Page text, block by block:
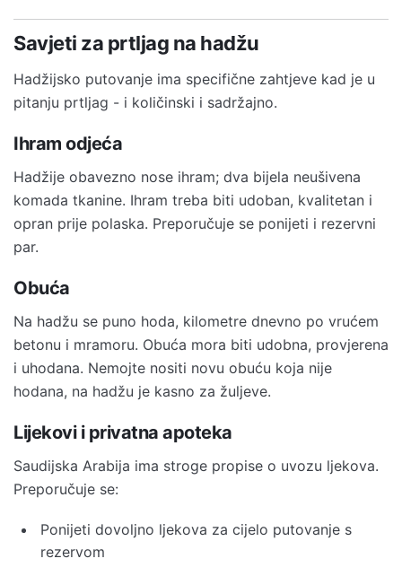
Savjeti za prtljag na hadžu
Hadžijsko putovanje ima specifične zahtjeve kad je u
pitanju prtljag - i količinski i sadržajno.
Ihram odjeća
Hadžije obavezno nose ihram; dva bijela neušivena
komada tkanine. Ihram treba biti udoban, kvalitetan i
opran prije polaska. Preporučuje se ponijeti i rezervni
par.
Obuća
Na hadžu se puno hoda, kilometre dnevno po vrućem
betonu i mramoru. Obuća mora biti udobna, provjerena
i uhodana. Nemojte nositi novu obuću koja nije
hodana, na hadžu je kasno za žuljeve.
Lijekovi i privatna apoteka
Saudijska Arabija ima stroge propise o uvozu ljekova.
Preporučuje se:
Ponijeti dovoljno ljekova za cijelo putovanje s
rezervom